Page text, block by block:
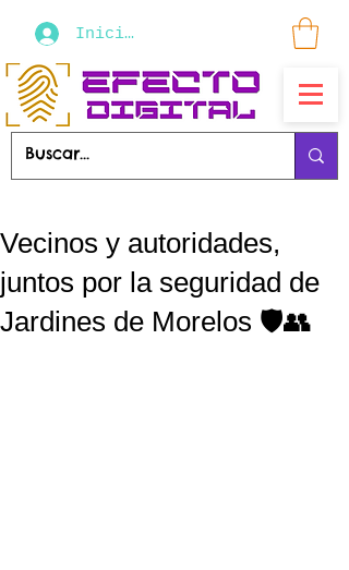
Iniciar sesión
Vecinos y autoridades,
juntos por la seguridad de
Jardines de Morelos 🛡️👥